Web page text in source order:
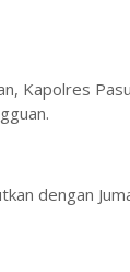
Kapolres
dengan